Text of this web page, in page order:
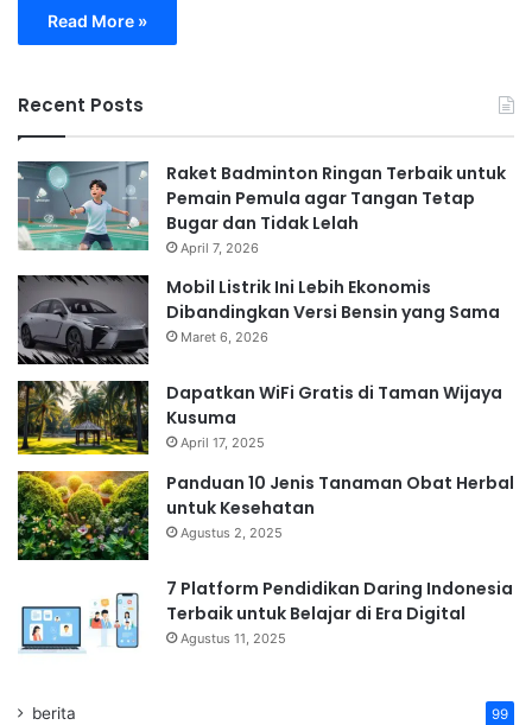
Read More »
Recent Posts
Raket Badminton Ringan Terbaik untuk
Pemain Pemula agar Tangan Tetap
Bugar dan Tidak Lelah
April 7, 2026
Mobil Listrik Ini Lebih Ekonomis
Dibandingkan Versi Bensin yang Sama
Maret 6, 2026
Dapatkan WiFi Gratis di Taman Wijaya
Kusuma
April 17, 2025
Panduan 10 Jenis Tanaman Obat Herbal
untuk Kesehatan
Agustus 2, 2025
7 Platform Pendidikan Daring Indonesia
Terbaik untuk Belajar di Era Digital
Agustus 11, 2025
berita 99